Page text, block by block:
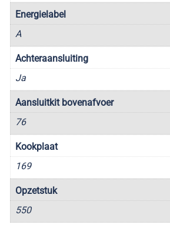
Energielabel
A
Achteraansluiting
Ja
Aansluitkit bovenafvoer
76
Kookplaat
169
Opzetstuk
550